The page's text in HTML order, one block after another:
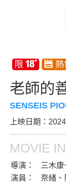
老師的
SENSEIS
上映日期：
MOVIE
導演：
三木康
演員：
奈緒、